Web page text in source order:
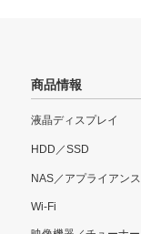
商品情報
液晶ディスプレイ
HDD／SSD
NAS／アプライアンス
Wi-Fi